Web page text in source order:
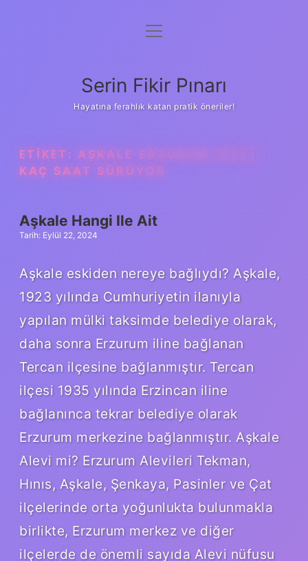
Gizlilik Politikası
Yasal Uyarı
menüyü
Serin Fikir Pınarı
Hayatına ferahlık katan pratik öneriler!
ETIKET: AŞKALE ERZURUM ARASI
KAÇ SAAT SÜRÜYOR
Aşkale Hangi Ile Ait
Tarih: Eylül 22, 2024
Aşkale eskiden nereye bağlıydı? Aşkale,
1923 yılında Cumhuriyetin ilanıyla
yapılan mülki taksimde belediye olarak,
daha sonra Erzurum iline bağlanan
Tercan ilçesine bağlanmıştır. Tercan
ilçesi 1935 yılında Erzincan iline
bağlanınca tekrar belediye olarak
Erzurum merkezine bağlanmıştır. Aşkale
Alevi mi? Erzurum Alevileri Tekman,
Hınıs, Aşkale, Şenkaya, Pasinler ve Çat
ilçelerinde orta yoğunlukta bulunmakla
birlikte, Erzurum merkez ve diğer
ilçelerde de önemli sayıda Alevi nüfusu